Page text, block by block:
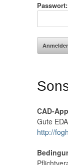
Passwort:
CAD-
Gute
http://